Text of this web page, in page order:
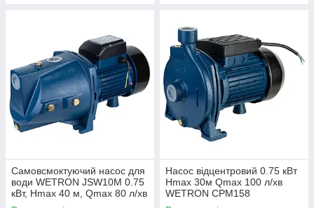
Самовсмоктуючий насос для
води WETRON JSW10M 0.75
кВт, Hmax 40 м, Qmax 80 л/хв
(4,8 м³/год)
Насос відцентровий 0.75 кВт
Hmax 30м Qmax 100 л/хв
WETRON CPM158